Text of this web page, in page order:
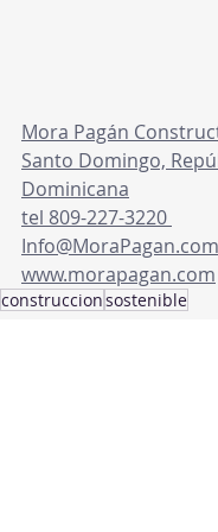
Mora Pagán
Santo Domingo,
Dominicana
tel 809-227-3220
Info@MoraPagan.com
www.morapagan.com
construccionsostenible